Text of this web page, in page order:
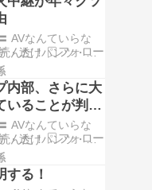
横浜竜星さんのBL
と「文脈無視」が
浜竜星さんがファ
AVなんていらな
・透けパンツ・食
！〓40代・50代
日更新！
最近YouTubeを眺
ィレクターのさっ
レ東の隅田川花火
内部、さらに大
いることが判
羽月隆太郎】
AVなんていらな
・透けパンツ・食
！〓40代・50代
日更新！
最近、YouTubeで
する！